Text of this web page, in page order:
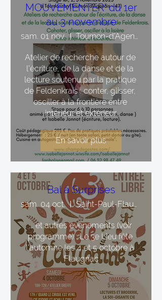
MOUVEMENTER" du 1er
au 3 novembre
sam. 01 nov.
Atelier de recherche autour de
l'écriture, de la danse et de la
lecture soutenu par la pratique
de Feldenkrais : conter, glisser,
osciller à la frontière entre
intérieur et extérieur.
En savoir plus
Bal à Surprises
sam. 04 oct.
... et autres événements (voir
programme) : Le 3e Lieu fête
l'automne les 4 et 5 octobre à
Flaugnac